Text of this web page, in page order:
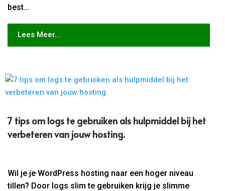
best...
Lees Meer...
7 tips om logs te gebruiken als hulpmiddel bij het
verbeteren van jouw hosting.
Wil je je WordPress hosting naar een hoger niveau
tillen? Door logs slim te gebruiken krijg je slimme